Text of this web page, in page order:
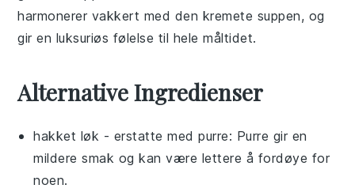
harmonerer vakkert med den kremete suppen, og
gir en luksuriøs følelse til hele måltidet.
Alternative Ingredienser
hakket løk - erstatte medpurre: Purre gir en
mildere smak og kan være lettere å fordøye for
noen.